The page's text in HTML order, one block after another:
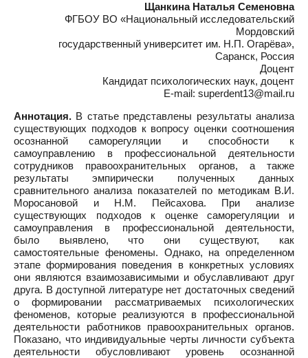
Щанкина Наталья Семеновна
ФГБОУ ВО «Национальный исследовательский
Мордовский
государственный университет им. Н.П. Огарёва»,
Саранск, Россия
Доцент
Кандидат психологических наук, доцент
E-mail: superdent13@mail.ru
Аннотация. В статье представлены результаты анализа
существующих подходов к вопросу оценки соотношения
осознанной саморегуляции и способности к
самоуправлению в профессиональной деятельности
сотрудников правоохранительных органов, а также
результаты эмпирически полученных данных
сравнительного анализа показателей по методикам В.И.
Моросановой и Н.М. Пейсахова. При анализе
существующих подходов к оценке саморегуляции и
самоуправления в профессиональной деятельности,
было выявлено, что они существуют, как
самостоятельные феномены. Однако, на определенном
этапе формирования поведения в конкретных условиях
они являются взаимозависимыми и обуславливают друг
друга. В доступной литературе нет достаточных сведений
о формировании рассматриваемых психологических
феноменов, которые реализуются в профессиональной
деятельности работников правоохранительных органов.
Показано, что индивидуальные черты личности субъекта
деятельности обусловливают уровень осознанной